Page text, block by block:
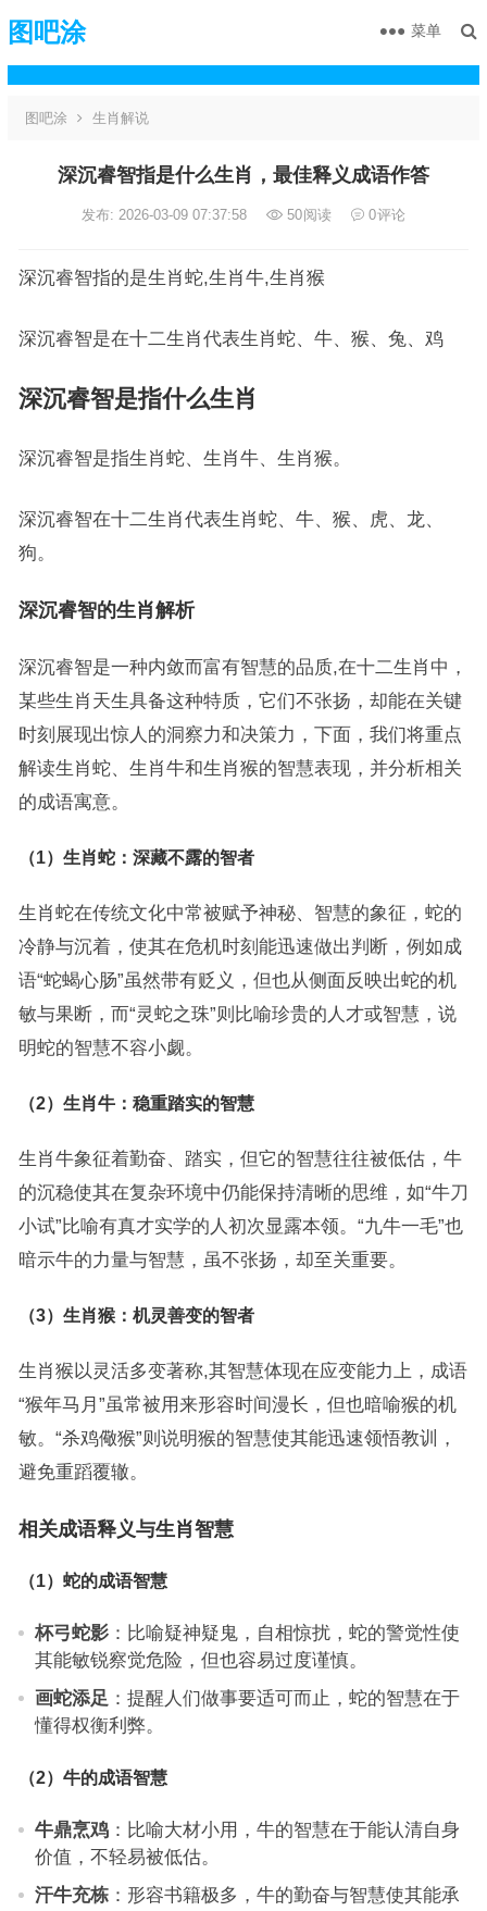
图吧涂 菜单
图吧涂 生肖解说
深沉睿智指是什么生肖，最佳释义成语作答
发布: 2026-03-09 07:37:58 50阅读 0评论
深沉睿智指的是生肖蛇,生肖牛,生肖猴
深沉睿智是在十二生肖代表生肖蛇、牛、猴、兔、鸡
深沉睿智是指什么生肖
深沉睿智是指生肖蛇、生肖牛、生肖猴。
深沉睿智在十二生肖代表生肖蛇、牛、猴、虎、龙、
狗。
深沉睿智的生肖解析
深沉睿智是一种内敛而富有智慧的品质,在十二生肖中，
某些生肖天生具备这种特质，它们不张扬，却能在关键
时刻展现出惊人的洞察力和决策力，下面，我们将重点
解读生肖蛇、生肖牛和生肖猴的智慧表现，并分析相关
的成语寓意。
（1）生肖蛇：深藏不露的智者
生肖蛇在传统文化中常被赋予神秘、智慧的象征，蛇的
冷静与沉着，使其在危机时刻能迅速做出判断，例如成
语“蛇蝎心肠”虽然带有贬义，但也从侧面反映出蛇的机
敏与果断，而“灵蛇之珠”则比喻珍贵的人才或智慧，说
明蛇的智慧不容小觑。
（2）生肖牛：稳重踏实的智慧
生肖牛象征着勤奋、踏实，但它的智慧往往被低估，牛
的沉稳使其在复杂环境中仍能保持清晰的思维，如“牛刀
小试”比喻有真才实学的人初次显露本领。“九牛一毛”也
暗示牛的力量与智慧，虽不张扬，却至关重要。
（3）生肖猴：机灵善变的智者
生肖猴以灵活多变著称,其智慧体现在应变能力上，成语
“猴年马月”虽常被用来形容时间漫长，但也暗喻猴的机
敏。“杀鸡儆猴”则说明猴的智慧使其能迅速领悟教训，
避免重蹈覆辙。
相关成语释义与生肖智慧
（1）蛇的成语智慧
杯弓蛇影：比喻疑神疑鬼，自相惊扰，蛇的警觉性使
其能敏锐察觉危险，但也容易过度谨慎。
画蛇添足 ：提醒人们做事要适可而止，蛇的智慧在于
懂得权衡利弊。
（2）牛的成语智慧
牛鼎烹鸡：比喻大材小用，牛的智慧在于能认清自身
价值，不轻易被低估。
汗牛充栋：形容书籍极多，牛的勤奋与智慧使其能承